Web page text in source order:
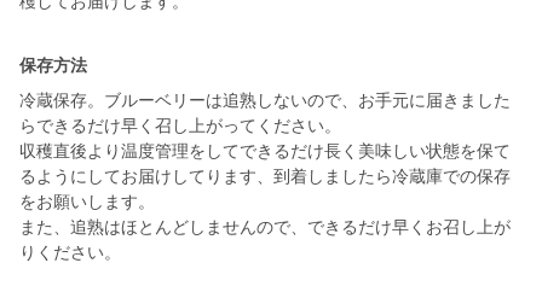
保存方法
冷蔵保存。ブルーベリーは追熟しないので、お手元に届きました
らできるだけ早く召し上がってください。
収穫直後より温度管理をしてできるだけ長く美味しい状態を保て
るようにしてお届けしてります、到着しましたら冷蔵庫での保存
をお願いします。
また、追熟はほとんどしませんので、できるだけ早くお召し上が
りください。